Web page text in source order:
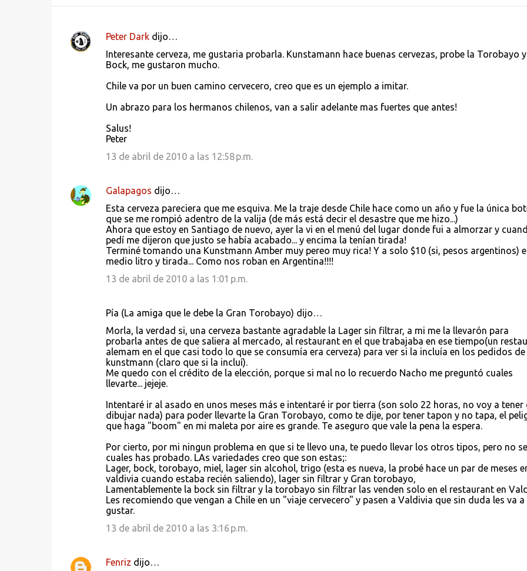
C
o
Peter Darkdijo…
Interesante cerveza, me gustaria probarla. Kunstamann hace buenas cervezas, probe la Torobayo
Bock, me gustaron mucho.
Chile va por un buen camino cervecero, creo que es un ejemplo a imitar.
Un abrazo para los hermanos chilenos, van a salir adelante mas fuertes que antes!
Salus!
Peter
13 de abril de 2010 a las 12:58 p.m.
Galapagos dijo…
Esta cerveza pareciera que me esquiva. Me la traje desde Chile hace como un año y fue la única
que se me rompió adentro de la valija (de más está decir el desastre que me hizo...)
Ahora que estoy en Santiago de nuevo, ayer la vi en el menú del lugar donde fui a almorzar y
pedí me dijeron que justo se había acabado... y encima la tenían tirada!
Terminé tomando una Kunstmann Amber muy pereo muy rica! Y a solo $10 (si, pesos argentinos)
medio litro y tirada... Como nos roban en Argentina!!!!
13 de abril de 2010 a las 1:01 p.m.
Pía (La amiga que le debe la Gran Torobayo) dijo…
Morla, la verdad si, una cerveza bastante agradable la Lager sin filtrar, a mi me la llevarón para
probarla antes de que saliera al mercado, al restaurant en el que trabajaba en ese tiempo(un
alemam en el que casi todo lo que se consumía era cerveza) para ver si la incluía en los pedidos de
kunstmann (claro que si la incluí).
Me quedo con el crédito de la elección, porque si mal no lo recuerdo Nacho me preguntó cuales
llevarte... jejeje.
Intentaré ir al asado en unos meses más e intentaré ir por tierra (son solo 22 horas, no voy a tener
dibujar nada) para poder llevarte la Gran Torobayo, como te dije, por tener tapon y no tapa, el
que haga "boom" en mi maleta por aire es grande. Te aseguro que vale la pena la espera.
Por cierto, por mi ningun problema en que si te llevo una, te puedo llevar los otros tipos, pero no se
cuales has probado. LAs variedades creo que son estas;:
Lager, bock, torobayo, miel, lager sin alcohol, trigo (esta es nueva, la probé hace un par de meses
valdivia cuando estaba recién saliendo), lager sin filtrar y Gran torobayo,
Lamentablemente la bock sin filtrar y la torobayo sin filtrar las venden solo en el restaurant en
Les recomiendo que vengan a Chile en un "viaje cervecero" y pasen a Valdivia que sin duda les va a
gustar.
13 de abril de 2010 a las 3:16 p.m.
Fenriz dijo…